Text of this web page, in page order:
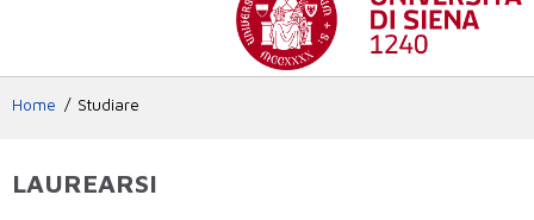
Home Studiare
LAUREARSI